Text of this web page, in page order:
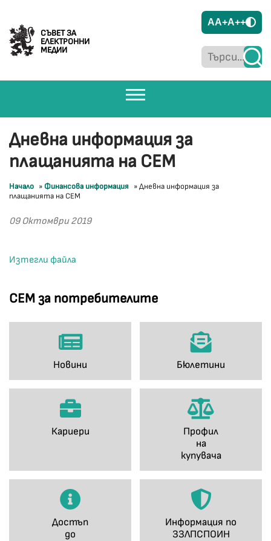
СЪВЕТ ЗА
ЕЛЕКТРОННИ
МЕДИИ
AA+A++
СЕМ за потребителите
Новини Бюлетини
Кариери
Профил
на
купувача
Достъп
до
Информация по
ЗЗЛПСПОИН
Дневна информация за
плащанията на СЕМ
Начало » Финансова информация »Дневна информация за
плащанията на СЕМ
09 Октомври 2019
Изтегли файла